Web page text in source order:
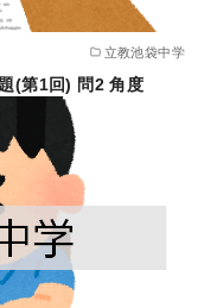
立教池袋中学
(第1回) 問2 角度